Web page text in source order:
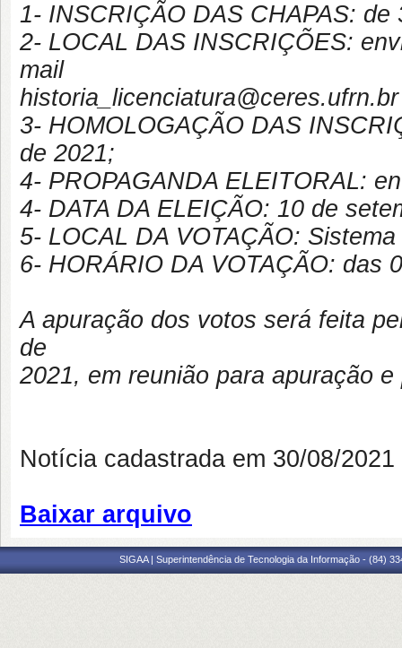
1- INSCRIÇÃO DAS CHAPAS:
2- LOCAL DAS INSCRIÇÕES:
mail
3- HOMOLOGAÇÃO DAS
de 2021;
4- PROPAGANDA ELEITORAL:
4- DATA DA ELEIÇÃO: 10 de
5- LOCAL DA VOTAÇÃO:
6- HORÁRIO DA VOTAÇÃO: das
A apuração dos votos será feita
de
2021, em reunião para apuração
Notícia cadastrada em 30/08/
Baixar arquivo
SIGAA | Superintendência de Tecnologia da Informação - (84)